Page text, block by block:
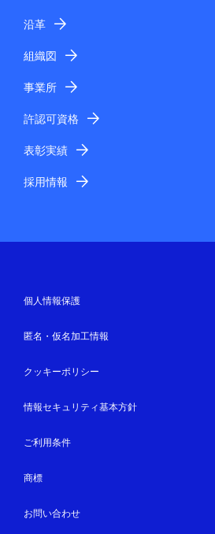
沿革
組織図
事業所
許認可資格
表彰実績
採用情報
個人情報保護
匿名・仮名加工情報
クッキーポリシー
情報セキュリティ基本方針
ご利用条件
商標
お問い合わせ